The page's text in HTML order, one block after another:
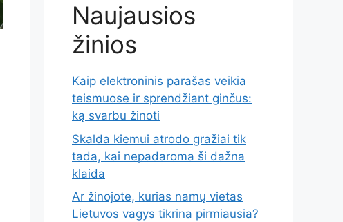
Naujausios
žinios
Kaip elektroninis parašas veikia
teismuose ir sprendžiant ginčus:
ką svarbu žinoti
Skalda kiemui atrodo gražiai tik
tada, kai nepadaroma ši dažna
klaida
Ar žinojote, kurias namų vietas
Lietuvos vagys tikrina pirmiausia?